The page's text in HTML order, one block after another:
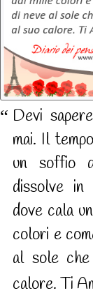
Devi
mai. Il
un soffio
dissolve in
dove cala
colori e
al sole
calore. Ti